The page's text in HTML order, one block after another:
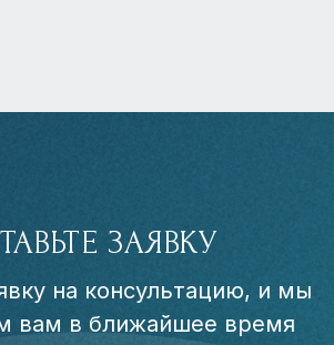
ЗАЯВКУ
на консультацию, и мы
вам в ближайшее время